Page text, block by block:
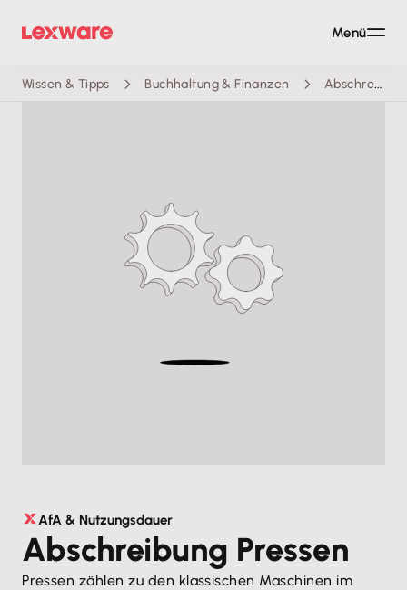
Wissen & Tipps Buchhaltung & Finanzen Abschreibungstabelle
AfA & Nutzungsdauer
Abschreibung Pressen
Pressen zählen zu den klassischen Maschinen im
Menü